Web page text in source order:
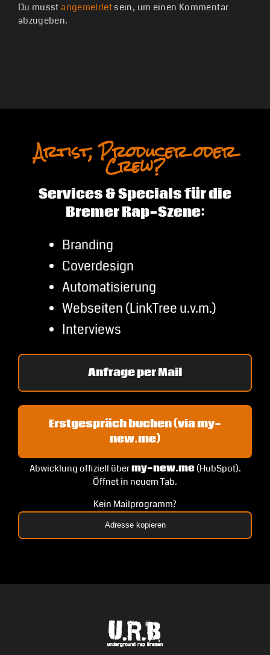
Du musstangemeldetsein, um einen Kommentar
abzugeben.
Artist, Producer oder
Crew?
Services & Specials für die
Bremer Rap-Szene:
Branding
Coverdesign
Automatisierung
Webseiten (LinkTree u.v.m.)
Interviews
Anfrage per Mail
Erstgespräch buchen (via my-
new.me)
Abwicklung offiziell übermy-new.me(HubSpot).
Öffnet in neuem Tab.
Kein Mailprogramm?
Adresse kopieren